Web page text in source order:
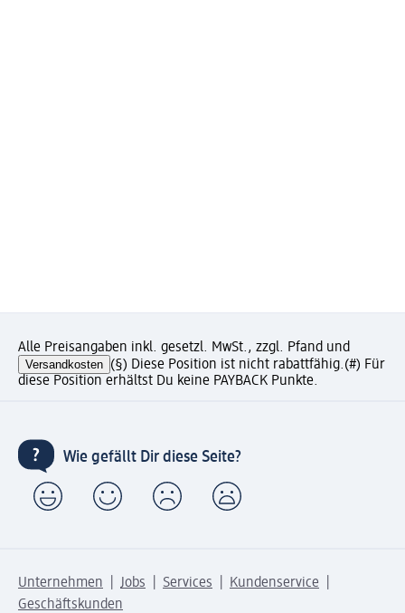
Alle Preisangaben inkl. gesetzl. MwSt., zzgl. Pfand und
Versandkosten (§) Diese Position ist nicht rabattfähig.(#) Für
diese Position erhältst Du keine PAYBACK Punkte.
Wie gefällt Dir diese Seite?
Unternehmen Jobs Services
Kundenservice
Geschäftskunden